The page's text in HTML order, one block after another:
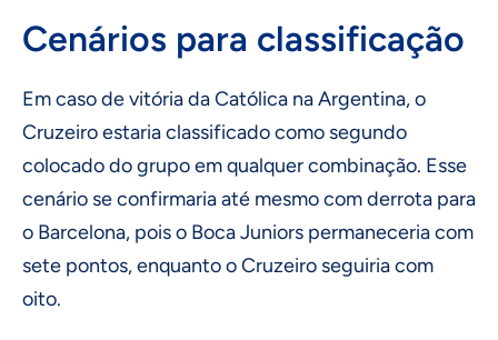
Cenários para classificação
Em caso de vitória da Católica na Argentina, o
Cruzeiro estaria classificado como segundo
colocado do grupo em qualquer combinação. Esse
cenário se confirmaria até mesmo com derrota para
o Barcelona, pois o Boca Juniors permaneceria com
sete pontos, enquanto o Cruzeiro seguiria com
oito.